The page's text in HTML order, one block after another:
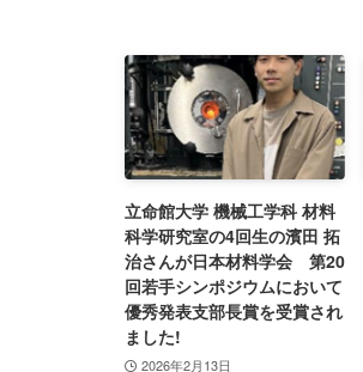
立命館大学 機械工学科 材料
科学研究室の4回生の濱田 拓
治さんが日本材料学会 第20
回若手シンポジウムにおいて
優秀発表支部長賞を受賞され
ました!
2026年2月13日